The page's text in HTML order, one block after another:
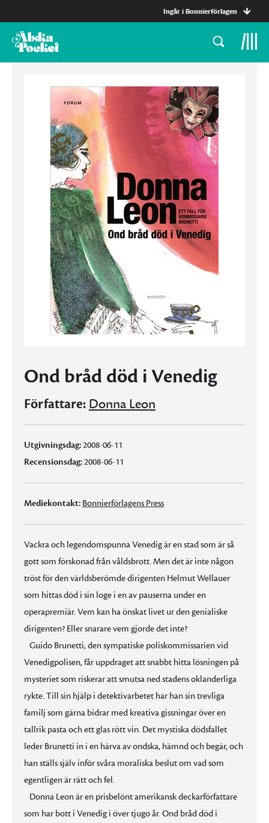
Ingår i Bonnierförlagen
Ond bråd död i Venedig
Författare: Donna Leon
Utgivningsdag:2008-06-11
Recensionsdag:2008-06-11
Mediekontakt: Bonnierförlagens Press
Vackra och legendomspunna Venedig är en stad som är så
gott som förskonad från våldsbrott. Men det är inte någon
tröst för den världsberömde dirigenten Helmut Wellauer
som hittas död i sin loge i en av pauserna under en
operapremiär. Vem kan ha önskat livet ur den genialiske
dirigenten? Eller snarare vem gjorde det inte?
Guido Brunetti, den sympatiske poliskommissarien vid
Venedigpolisen, får uppdraget att snabbt hitta lösningen på
mysteriet som riskerar att smutsa ned stadens oklanderliga
rykte. Till sin hjälp i detektivarbetet har han sin trevliga
familj som gärna bidrar med kreativa gissningar över en
tallrik pasta och ett glas rött vin. Det mystiska dödsfallet
leder Brunetti in i en härva av ondska, hämnd och begär, och
han ställs själv inför svåra moraliska beslut om vad som
egentligen är rätt och fel.
Donna Leon är en prisbelönt amerikansk deckarförfattare
som har bott i Venedig i över tjugo år. Ond bråd död i